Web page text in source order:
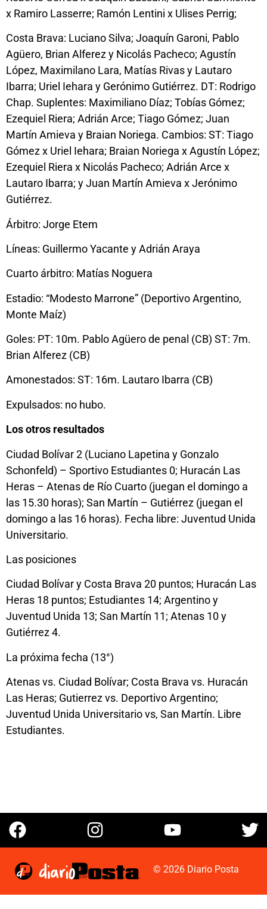
x Ramiro Lasserre; Ramón Lentini x Ulises Perrig;
Costa Brava: Luciano Silva; Joaquín Garoni, Pablo
Agüero, Brian Alferez y Nicolás Pacheco; Agustín
López, Maximilano Lara, Matías Rivas y Lautaro
Ibarra; Uriel Iehara y Gerónimo Gutiérrez. DT: Rodrigo
Chap. Suplentes: Maximiliano Díaz; Tobías Gómez;
Ezequiel Riera; Adrián Arce; Tiago Gómez; Juan
Martín Amieva y Braian Noriega. Cambios: ST: Tiago
Gómez x Uriel Iehara; Braian Noriega x Agustín López;
Ezequiel Riera x Nicolás Pacheco; Adrián Arce x
Lautaro Ibarra; y Juan Martín Amieva x Jerónimo
Gutiérrez.
Árbitro: Jorge Etem
Líneas: Guillermo Yacante y Adrián Araya
Cuarto árbitro: Matías Noguera
Estadio: “Modesto Marrone” (Deportivo Argentino,
Monte Maíz)
Goles: PT: 10m. Pablo Agüero de penal (CB) ST: 7m.
Brian Alferez (CB)
Amonestados: ST: 16m. Lautaro Ibarra (CB)
Expulsados: no hubo.
Los otros resultados
Ciudad Bolívar 2 (Luciano Lapetina y Gonzalo
Schonfeld) – Sportivo Estudiantes 0; Huracán Las
Heras – Atenas de Río Cuarto (juegan el domingo a
las 15.30 horas); San Martín – Gutiérrez (juegan el
domingo a las 16 horas). Fecha libre: Juventud Unida
Universitario.
Las posiciones
Ciudad Bolívar y Costa Brava 20 puntos; Huracán Las
Heras 18 puntos; Estudiantes 14; Argentino y
Juventud Unida 13; San Martín 11; Atenas 10 y
Gutiérrez 4.
La próxima fecha (13°)
Atenas vs. Ciudad Bolívar; Costa Brava vs. Huracán
Las Heras; Gutierrez vs. Deportivo Argentino;
Juventud Unida Universitario vs, San Martín. Libre
Estudiantes.
© 2026 Diario Posta